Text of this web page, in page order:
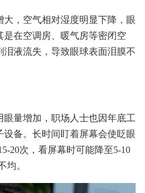
大，空气相对湿度明显下降，眼
在空调房、暖气房等密闭空
液流失，导致眼球表面泪膜不
量增加，职场人士也因年底工
备。长时间盯着屏幕会使眨眼
20次，看屏幕时可能降至5-10
均。